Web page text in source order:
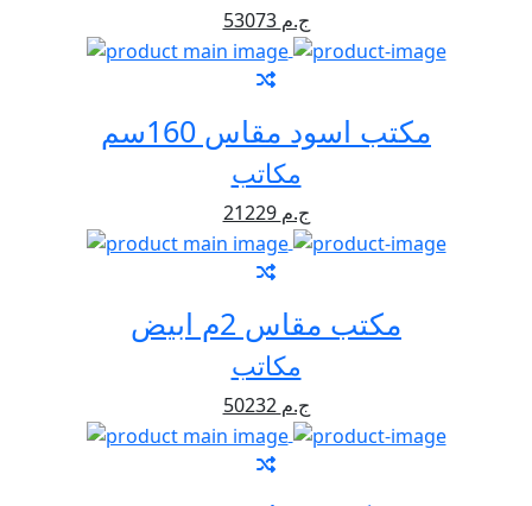
53073 ج.م
مكتب اسود مقاس 160سم
مكاتب
21229 ج.م
مكتب مقاس 2م ابيض
مكاتب
50232 ج.م